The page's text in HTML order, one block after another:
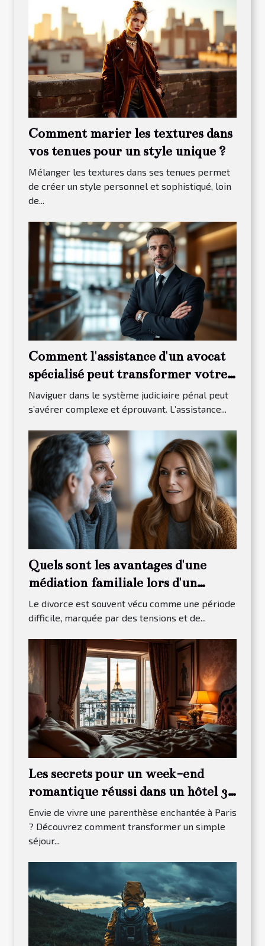
Comment marier les textures dans
vos tenues pour un style unique ?
Mélanger les textures dans ses tenues permet
de créer un style personnel et sophistiqué, loin
de...
Comment l'assistance d'un avocat
spécialisé peut transformer votre
procès pénal ?
Naviguer dans le système judiciaire pénal peut
s’avérer complexe et éprouvant. L’assistance...
Quels sont les avantages d'une
médiation familiale lors d'un
divorce ?
Le divorce est souvent vécu comme une période
difficile, marquée par des tensions et de...
Les secrets pour un week-end
romantique réussi dans un hôtel 3
étoiles à Paris 13
Envie de vivre une parenthèse enchantée à Paris
? Découvrez comment transformer un simple
séjour...